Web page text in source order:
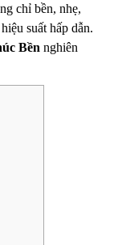
chỉ bền, nhẹ,
suất hấp dẫn.
Bền nghiên